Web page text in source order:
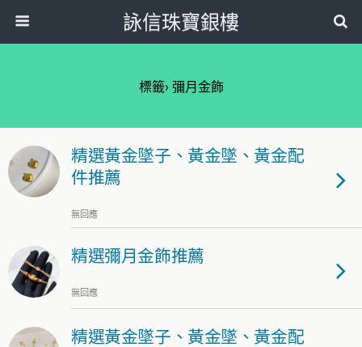
詠信珠寶銀樓
標籤› 彌月金飾
精選黃金墜子、黃金墜、黃金配
件推薦
無回應
精選彌月金飾推薦
無回應
精選黃金墜子、黃金墜、黃金配